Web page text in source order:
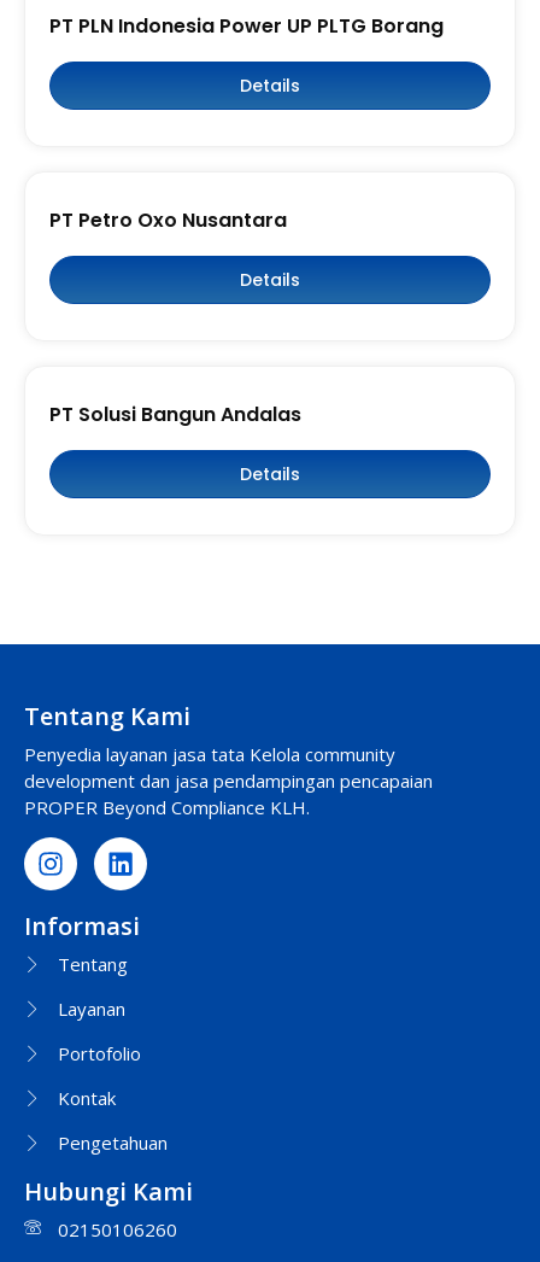
PT PLN Indonesia Power UP PLTG Borang
Details
PT Petro Oxo Nusantara
Details
PT Solusi Bangun Andalas
Details
Tentang Kami
Penyedia layanan jasa tata Kelola community
development dan jasa pendampingan pencapaian
PROPER Beyond Compliance KLH.
Informasi
Tentang
Layanan
Portofolio
Kontak
Pengetahuan
Hubungi Kami
02150106260